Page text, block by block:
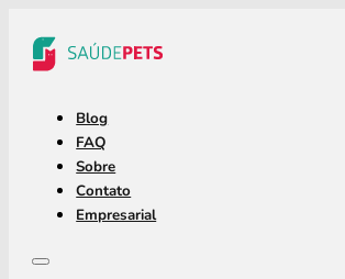
Blog
FAQ
Sobre
Contato
Empresarial